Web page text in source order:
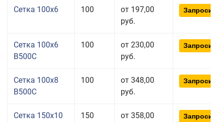
Сетка 100x6 100
от 197,00
руб.
Сетка 100x6
В500С
100
от 230,00
руб.
Сетка 100x8
В500С
100
от 348,00
руб.
Сетка 150x10
150
от 358,00